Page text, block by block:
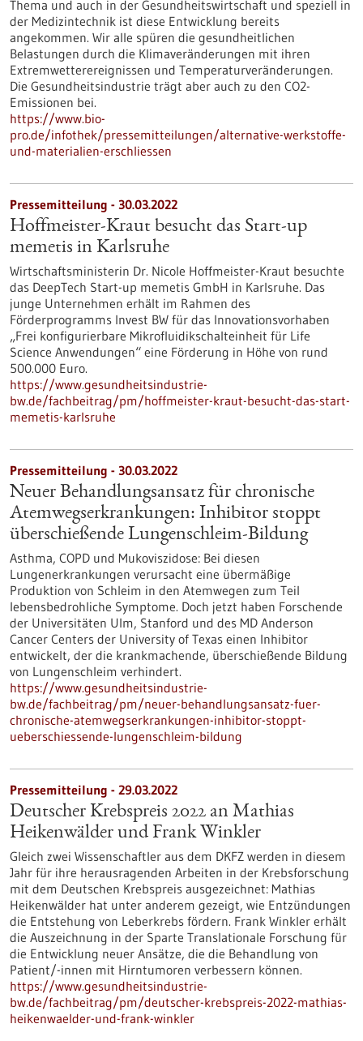
Thema und auch in der Gesundheitswirtschaft und speziell in
der Medizintechnik ist diese Entwicklung bereits
angekommen. Wir alle spüren die gesundheitlichen
Belastungen durch die Klimaveränderungen mit ihren
Extremwetterereignissen und Temperaturveränderungen.
Die Gesundheitsindustrie trägt aber auch zu den CO2-
Emissionen bei.
https://www.bio-
pro.de/infothek/pressemitteilungen/alternative-werkstoffe-
und-materialien-erschliessen
Pressemitteilung - 30.03.2022
Hoffmeister-Kraut besucht das Start-up
memetis in Karlsruhe
Wirtschaftsministerin Dr. Nicole Hoffmeister-Kraut besuchte
das DeepTech Start-up memetis GmbH in Karlsruhe. Das
junge Unternehmen erhält im Rahmen des
Förderprogramms Invest BW für das Innovationsvorhaben
„Frei konfigurierbare Mikrofluidikschalteinheit für Life
Science Anwendungen“ eine Förderung in Höhe von rund
500.000 Euro.
https://www.gesundheitsindustrie-
bw.de/fachbeitrag/pm/hoffmeister-kraut-besucht-das-start-
memetis-karlsruhe
Pressemitteilung - 30.03.2022
Neuer Behandlungsansatz für chronische
Atemwegserkrankungen: Inhibitor stoppt
überschießende Lungenschleim-Bildung
Asthma, COPD und Mukoviszidose: Bei diesen
Lungenerkrankungen verursacht eine übermäßige
Produktion von Schleim in den Atemwegen zum Teil
lebensbedrohliche Symptome. Doch jetzt haben Forschende
der Universitäten Ulm, Stanford und des MD Anderson
Cancer Centers der University of Texas einen Inhibitor
entwickelt, der die krankmachende, überschießende Bildung
von Lungenschleim verhindert.
https://www.gesundheitsindustrie-
bw.de/fachbeitrag/pm/neuer-behandlungsansatz-fuer-
chronische-atemwegserkrankungen-inhibitor-stoppt-
ueberschiessende-lungenschleim-bildung
Pressemitteilung - 29.03.2022
Deutscher Krebspreis 2022 an Mathias
Heikenwälder und Frank Winkler
Gleich zwei Wissenschaftler aus dem DKFZ werden in diesem
Jahr für ihre herausragenden Arbeiten in der Krebsforschung
mit dem Deutschen Krebspreis ausgezeichnet: Mathias
Heikenwälder hat unter anderem gezeigt, wie Entzündungen
die Entstehung von Leberkrebs fördern. Frank Winkler erhält
die Auszeichnung in der Sparte Translationale Forschung für
die Entwicklung neuer Ansätze, die die Behandlung von
Patient/-innen mit Hirntumoren verbessern können.
https://www.gesundheitsindustrie-
bw.de/fachbeitrag/pm/deutscher-krebspreis-2022-mathias-
heikenwaelder-und-frank-winkler